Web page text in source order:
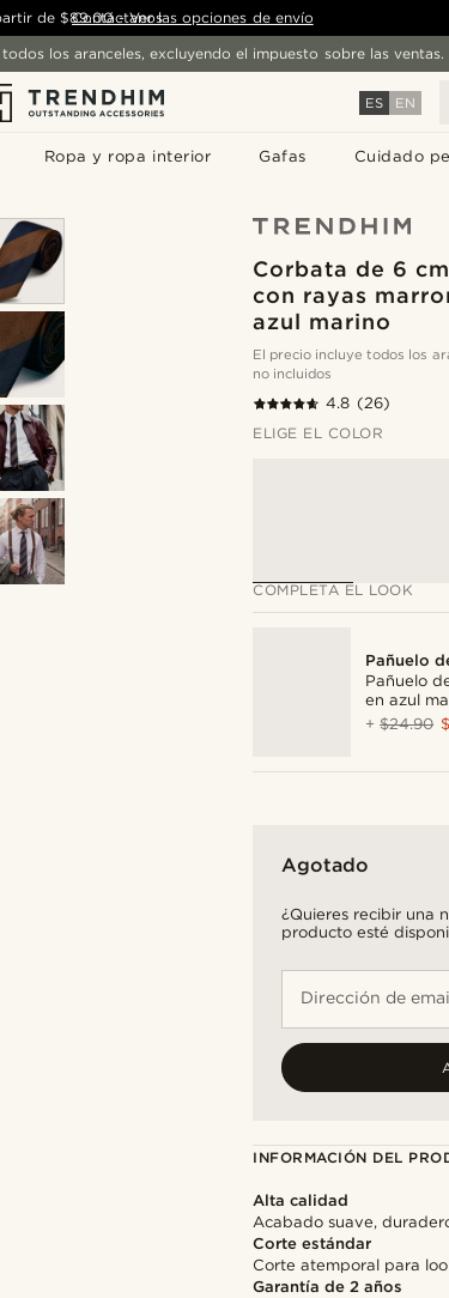
ES EN
Ropa y ropa interior Gafas Cuidado
de $89.00 - Ver las opciones de envío
Contáctanos
los aranceles, excluyendo el impuesto sobre las ventas.
Corbata de 6
con rayas
azul marino
El precio incluye todos los
no incluidos
4.8 (26)
ELIGE EL COLOR
COMPLETA EL LOOK
Pañuelo
Pañuelo
en azul
+$24.90
Agotado
¿Quieres recibir una
producto esté
Dirección de
INFORMACIÓN DEL
Alta calidad
Acabado suave,
Corte estándar
Corte atemporal para
Garantía de 2 años